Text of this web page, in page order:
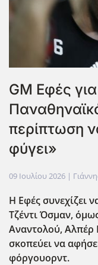
GM Εφές
περίπτωση
φύγει»
09 Ιουλίου 2026 |
Η Εφές συνεχίζει
Τζέντι Όσμαν,
Αναντολού, Αλπέρ
σκοπεύει να
φόργουορντ.